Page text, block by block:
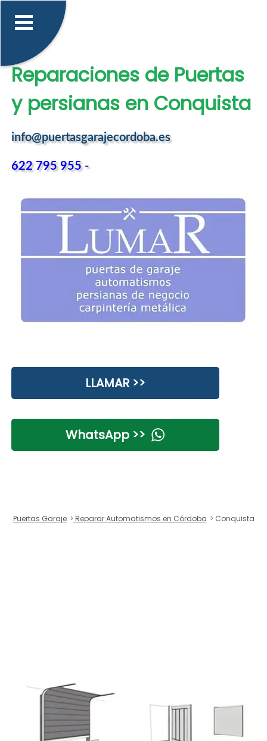
Reparaciones de Puertas
y persianas en Conquista
info@puertasgarajecordoba.es
622 795 955-
LLAMAR >>
WhatsApp >>
Puertas Garaje Reparar Automatismos en Córdoba Conquista